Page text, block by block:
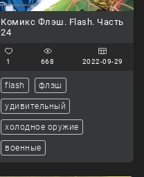
Комикс Флэш. Flash. Часть
24
1 668 2022-09-29
flash флэш
удивительный
холодное оружие
военные